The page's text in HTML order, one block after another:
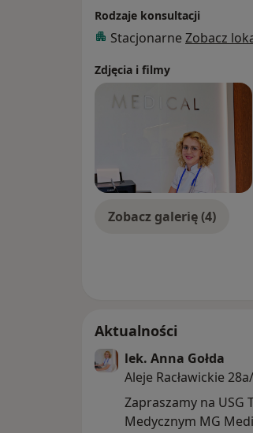
– Nadczynność tarczycy
– Niedoczynność tarczycy
– Choroba Gravesa-
– Choroby przytarczyc
– Choroby nadnerczy
– Zespół policystycznych
– Choroba Addisona
– Cukrzyca
– Niepowodzenia ciążowe
Rodzaje konsultacji
Stacjonarne Zobacz
Zdjęcia i filmy
Zobacz galerię (4)
Aktualności
lek. Anna Gołda
Aleje Racławickie
Zapraszamy na USG
Medycznym MG